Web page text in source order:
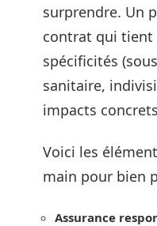
surprendre. Un
contrat qui tient
spécificités
sanitaire,
impacts
Voici les
main pour bien
Assurance